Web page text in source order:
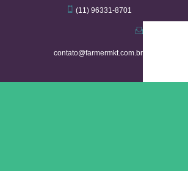
(11) 96331-8701
contato@farmermkt.com.br